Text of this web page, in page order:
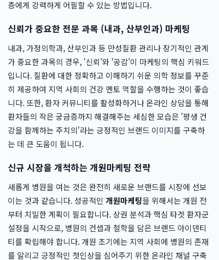
층에게 강력하게 어필할 수 있는 방법입니다.
신뢰가 중요한 전문 과목 (내과, 산부인과) 마케팅
내과, 가정의학과, 산부인과 등 만성질환 관리나 장기적인 관계
가 중요한 과목의 경우, '신뢰'와 '공감'이 마케팅의 핵심 키워드
입니다. 질환에 대한 정확하고 이해하기 쉬운 의학 정보를 꾸준
히 제공하여 지역 사회의 건강 멘토 역할을 수행하는 것이 좋습
니다. 또한, 환자 커뮤니티를 활성화하거나 온라인 상담을 통해
환자들의 작은 궁금증까지 해결해주는 세심한 모습은 '평생 건
강을 함께하는 주치의'라는 긍정적인 브랜드 이미지를 구축하
는 데 큰 도움이 됩니다.
신규 시장을 개척하는 개원마케팅 전략
새롭게 병원을 여는 것은 완전히 새로운 브랜드를 시장에 선보
이는 것과 같습니다. 성공적인 개원마케팅을 위해서는 개원 전
부터 치밀한 계획이 필요합니다. 상권 분석과 핵심 타겟 환자군
설정을 시작으로, 병원의 컨셉과 철학을 담은 브랜드 아이덴티
티를 확립해야 합니다. 개원 초기에는 지역 사회에 병원의 존재
를 알리고 긍정적인 첫인상을 심어주기 위한 온라인 채널 구축